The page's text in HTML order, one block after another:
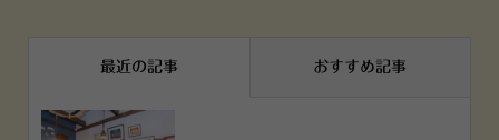
最近の記事 おすすめ記事